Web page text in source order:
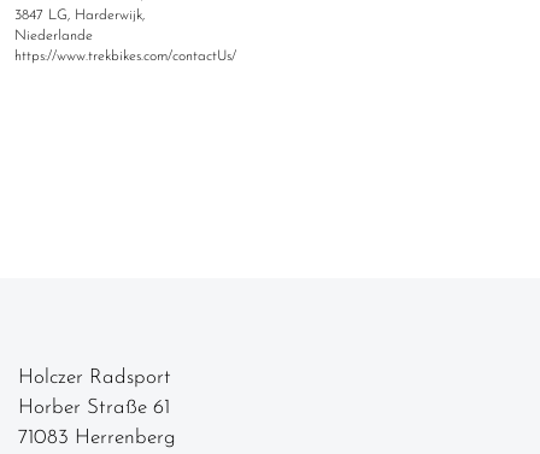
3847 LG, Harderwijk,
Niederlande
https://www.trekbikes.com/contactUs/
Holczer Radsport
Horber Straße 61
71083 Herrenberg